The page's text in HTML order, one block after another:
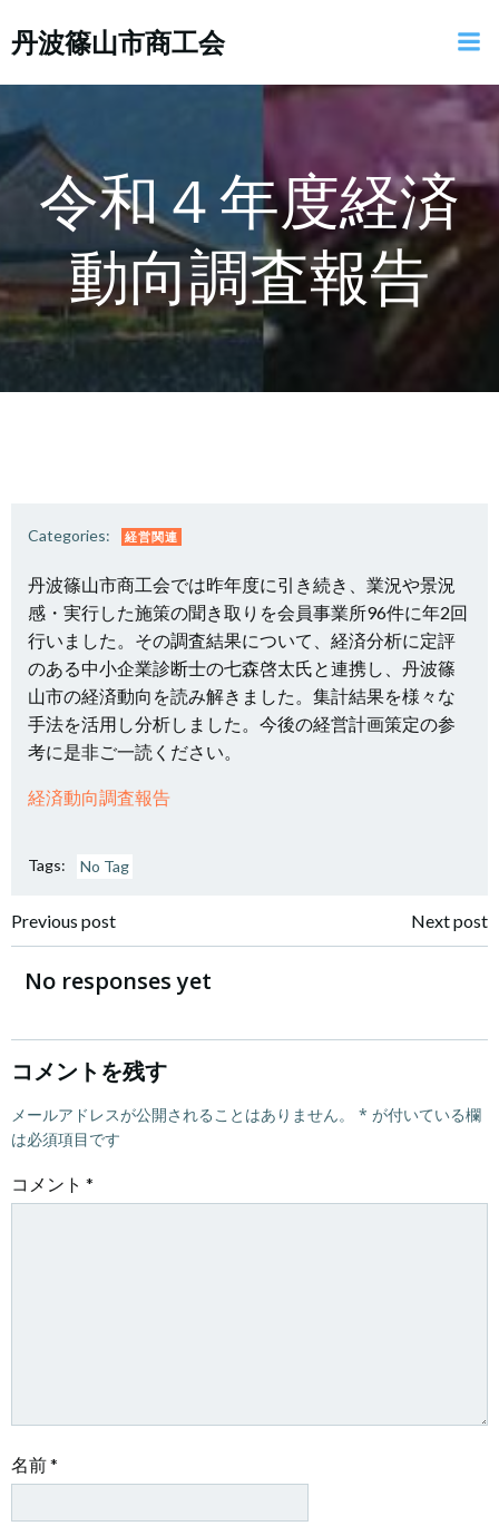
ン
キ
ッ
プ
丹波篠山市商工会
令和４年度経済
動向調査報告
Categories: 経営関連
丹波篠山市商工会では昨年度に引き続き、業況や景況
感・実行した施策の聞き取りを会員事業所96件に年2回
行いました。その調査結果について、経済分析に定評
のある中小企業診断士の七森啓太氏と連携し、丹波篠
山市の経済動向を読み解きました。集計結果を様々な
手法を活用し分析しました。今後の経営計画策定の参
考に是非ご一読ください。
経済動向調査報告
Tags: No Tag
投
稿
ナ
ビ
ゲ
ー
Previous post
ナ
ゲ
Next post
No responses yet
コメントを残す
メールアドレスが公開されることはありません。 * が付いている欄
は必須項目です
コメント *
名前*